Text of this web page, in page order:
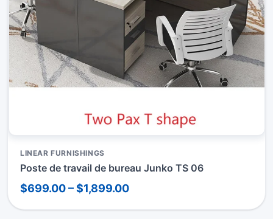
LINEAR FURNISHINGS
Poste de travail de bureau Junko TS 06
$699.00 – $1,899.00